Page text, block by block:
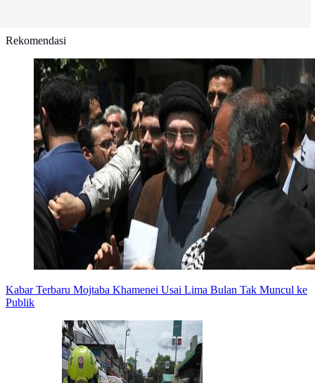
Rekomendasi
Kabar Terbaru Mojtaba Khamenei Usai Lima Bulan Tak Muncul ke
Publik